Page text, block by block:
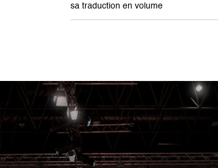
sa traduction en volume